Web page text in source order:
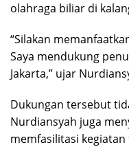
olahraga biliar di
“Silakan
Saya mendukung
Jakarta,” ujar
Dukungan tersebut
Nurdiansyah juga
memfasilitasi